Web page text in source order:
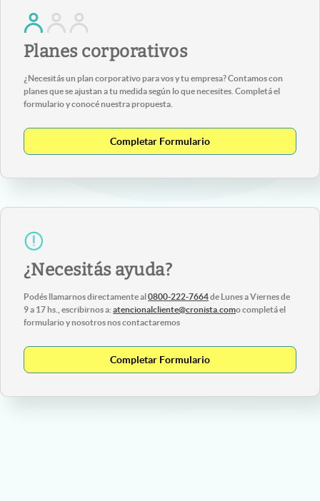
Planes corporativos
¿Necesitás un plan corporativo para vos y tu empresa? Contamos con
planes que se ajustan a tu medida según lo que necesites. Completá el
formulario y conocé nuestra propuesta.
Completar Formulario
¿Necesitás ayuda?
Podés llamarnos directamente al 0800-222-7664de Lunes a Viernes de
9 a 17 hs., escribirnos a:atencionalcliente@cronista.como completá el
formulario y nosotros nos contactaremos
Completar Formulario